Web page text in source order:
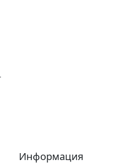
Информация